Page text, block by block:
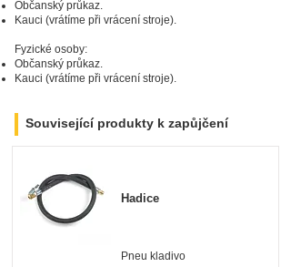
Občanský průkaz.
Kauci (vrátíme při vrácení stroje).
Fyzické osoby:
Občanský průkaz.
Kauci (vrátíme při vrácení stroje).
Související produkty k zapůjčení
Hadice
Pneu kladivo